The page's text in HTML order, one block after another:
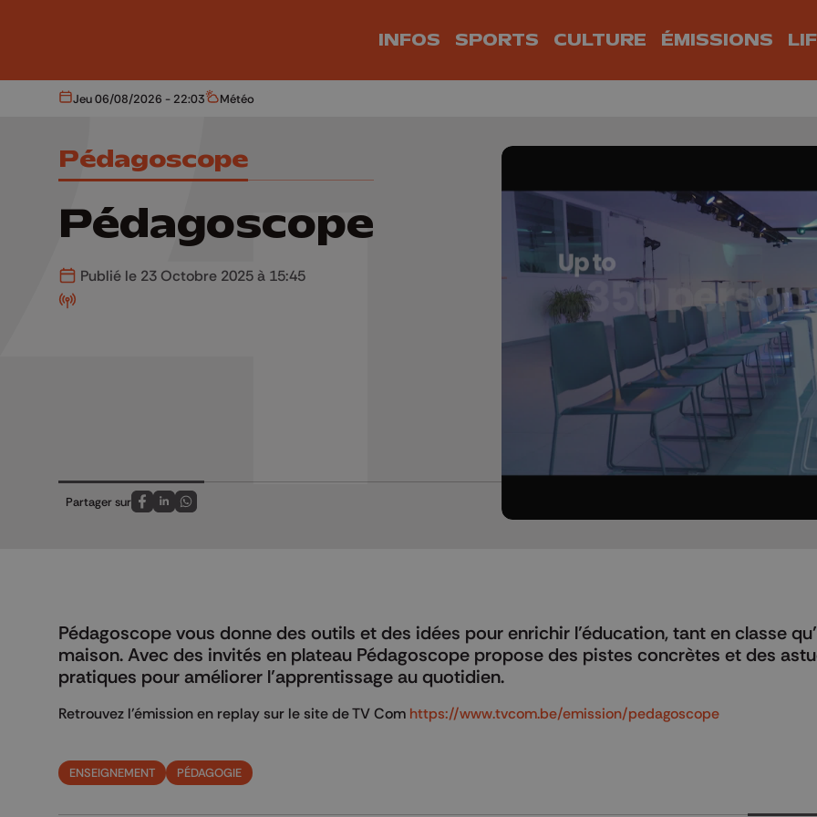
INFOS SPORTS CULTURE ÉMISSIONS
Aujourd'hui
Jeu 06/08/2026 - 22:03 Météo
Météo
Pédagoscope
Pédagoscope
Publié le 23 Octobre 2025 à 15:45
Partager sur
Partagez sur FaceBook
Partagez sur LinkedIn
Partagez sur Whatsapp
Pédagoscope vous donne des outils et des idées pour enrichir l’éducation, tant en classe
maison. Avec des invités en plateau Pédagoscope propose des pistes concrètes et des
pratiques pour améliorer l’apprentissage au quotidien.
Retrouvez l'émission en replay sur le site de TV Com https://www.tvcom.be/emission/pedagoscope
ENSEIGNEMENT PÉDAGOGIE